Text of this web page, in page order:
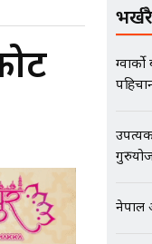
भर्खरै
नेपाल